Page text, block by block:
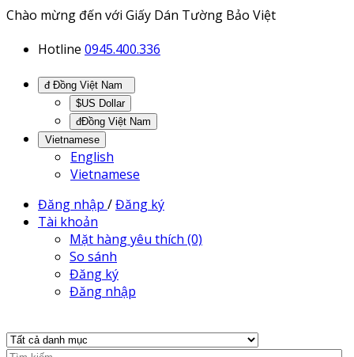
Chào mừng đến với Giấy Dán Tường Bảo Việt
Hotline 0945.400.336
$US Dollar
đĐồng Việt Nam
Vietnamese
English
Vietnamese
Đăng nhập /Đăng ký
Tài khoản
Mặt hàng yêu thích (0)
So sánh
Đăng ký
Đăng nhập